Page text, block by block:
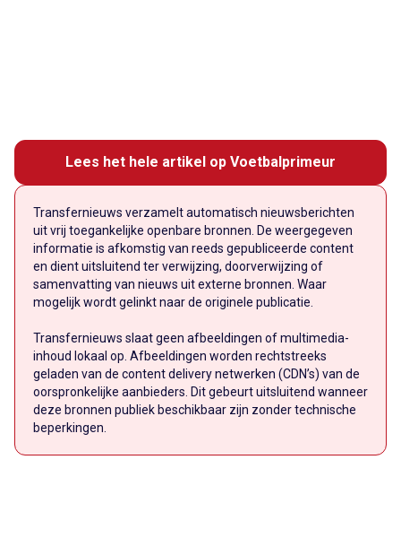
Lees het hele artikel op Voetbalprimeur
Transfernieuws verzamelt automatisch nieuwsberichten
uit vrij toegankelijke openbare bronnen. De weergegeven
informatie is afkomstig van reeds gepubliceerde content
en dient uitsluitend ter verwijzing, doorverwijzing of
samenvatting van nieuws uit externe bronnen. Waar
mogelijk wordt gelinkt naar de originele publicatie.
Transfernieuws slaat geen afbeeldingen of multimedia-
inhoud lokaal op. Afbeeldingen worden rechtstreeks
geladen van de content delivery netwerken (CDN’s) van de
oorspronkelijke aanbieders. Dit gebeurt uitsluitend wanneer
deze bronnen publiek beschikbaar zijn zonder technische
beperkingen.